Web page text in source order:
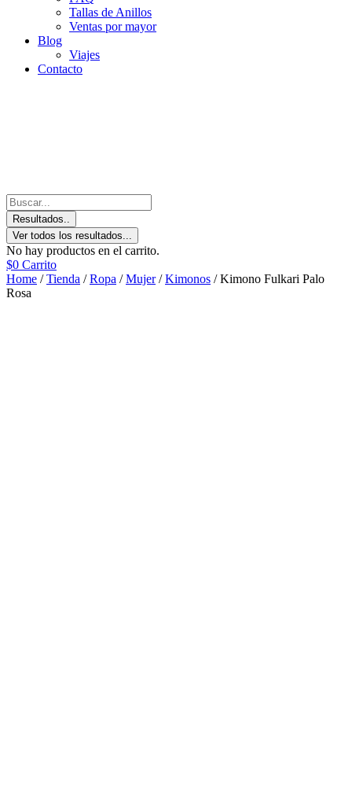
Tallas de Anillos
Ventas por mayor
Blog
Viajes
Contacto
Resultados..
Ver todos los resultados...
No hay productos en el carrito.
$0 Carrito
Home /Tienda /Ropa /Mujer/Kimonos / Kimono Fulkari Palo
Rosa